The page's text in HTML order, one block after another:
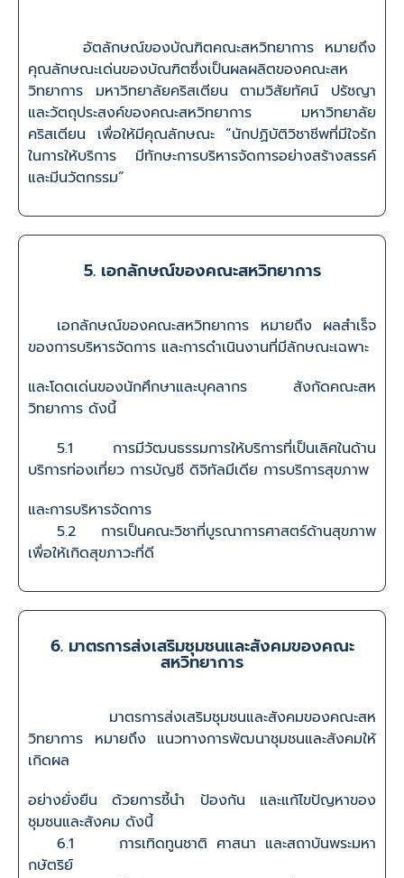
อัตลักษณ์ของบัณฑิตคณะสหวิทยาการ หมายถึง
คุณลักษณะเด่นของบัณฑิตซึ่งเป็นผลผลิตของคณะสห
วิทยาการ มหาวิทยาลัยคริสเตียน ตามวิสัยทัศน์ ปรัชญา
และวัตถุประสงค์ของคณะสหวิทยาการ มหาวิทยาลัย
คริสเตียน เพื่อให้มีคุณลักษณะ “นักปฏิบัติวิชาชีพที่มีใจรัก
ในการให้บริการ มีทักษะการบริหารจัดการอย่างสร้างสรรค์
และมีนวัตกรรม”
5. เอกลักษณ์ของคณะสหวิทยาการ
เอกลักษณ์ของคณะสหวิทยาการ หมายถึง ผลสำเร็จ
ของการบริหารจัดการ และการดำเนินงานที่มีลักษณะเฉพาะ
และโดดเด่นของนักศึกษาและบุคลากร สังกัดคณะสห
วิทยาการ ดังนี้
5.1 การมีวัฒนธรรมการให้บริการที่เป็นเลิศในด้าน
บริการท่องเที่ยว การบัญชี ดิจิทัลมีเดีย การบริการสุขภาพ
และการบริหารจัดการ
5.2 การเป็นคณะวิชาที่บูรณาการศาสตร์ด้านสุขภาพ
เพื่อให้เกิดสุขภาวะที่ดี
6. มาตรการส่งเสริมชุมชนและสังคมของคณะ
สหวิทยาการ
มาตรการส่งเสริมชุมชนและสังคมของคณะสห
วิทยาการ หมายถึง แนวทางการพัฒนาชุมชนและสังคมให้
เกิดผล
อย่างยั่งยืน ด้วยการชี้นำ ป้องกัน และแก้ไขปัญหาของ
ชุมชนและสังคม ดังนี้
6.1 การเทิดทูนชาติ ศาสนา และสถาบันพระมหา
กษัตริย์